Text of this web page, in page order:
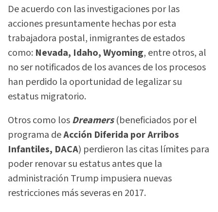
De acuerdo con las investigaciones por las
acciones presuntamente hechas por esta
trabajadora postal, inmigrantes de estados
como: Nevada, Idaho, Wyoming, entre otros, al
no ser notificados de los avances de los procesos
han perdido la oportunidad de legalizar su
estatus migratorio.
Otros como losDreamers(beneficiados por el
programa deAcción Diferida por Arribos
Infantiles, DACA) perdieron las citas límites para
poder renovar su estatus antes que la
administración Trump impusiera nuevas
restricciones más severas en 2017.